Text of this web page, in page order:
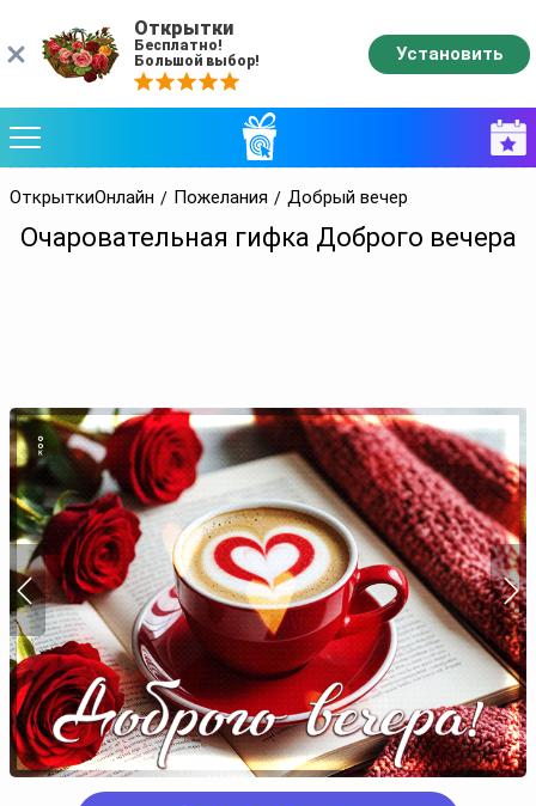
ОткрыткиОнлайн Пожелания Добрый вечер
Очаровательная гифка Доброго вечера
Открытки
Бесплатно!
Большой выбор!
Установить